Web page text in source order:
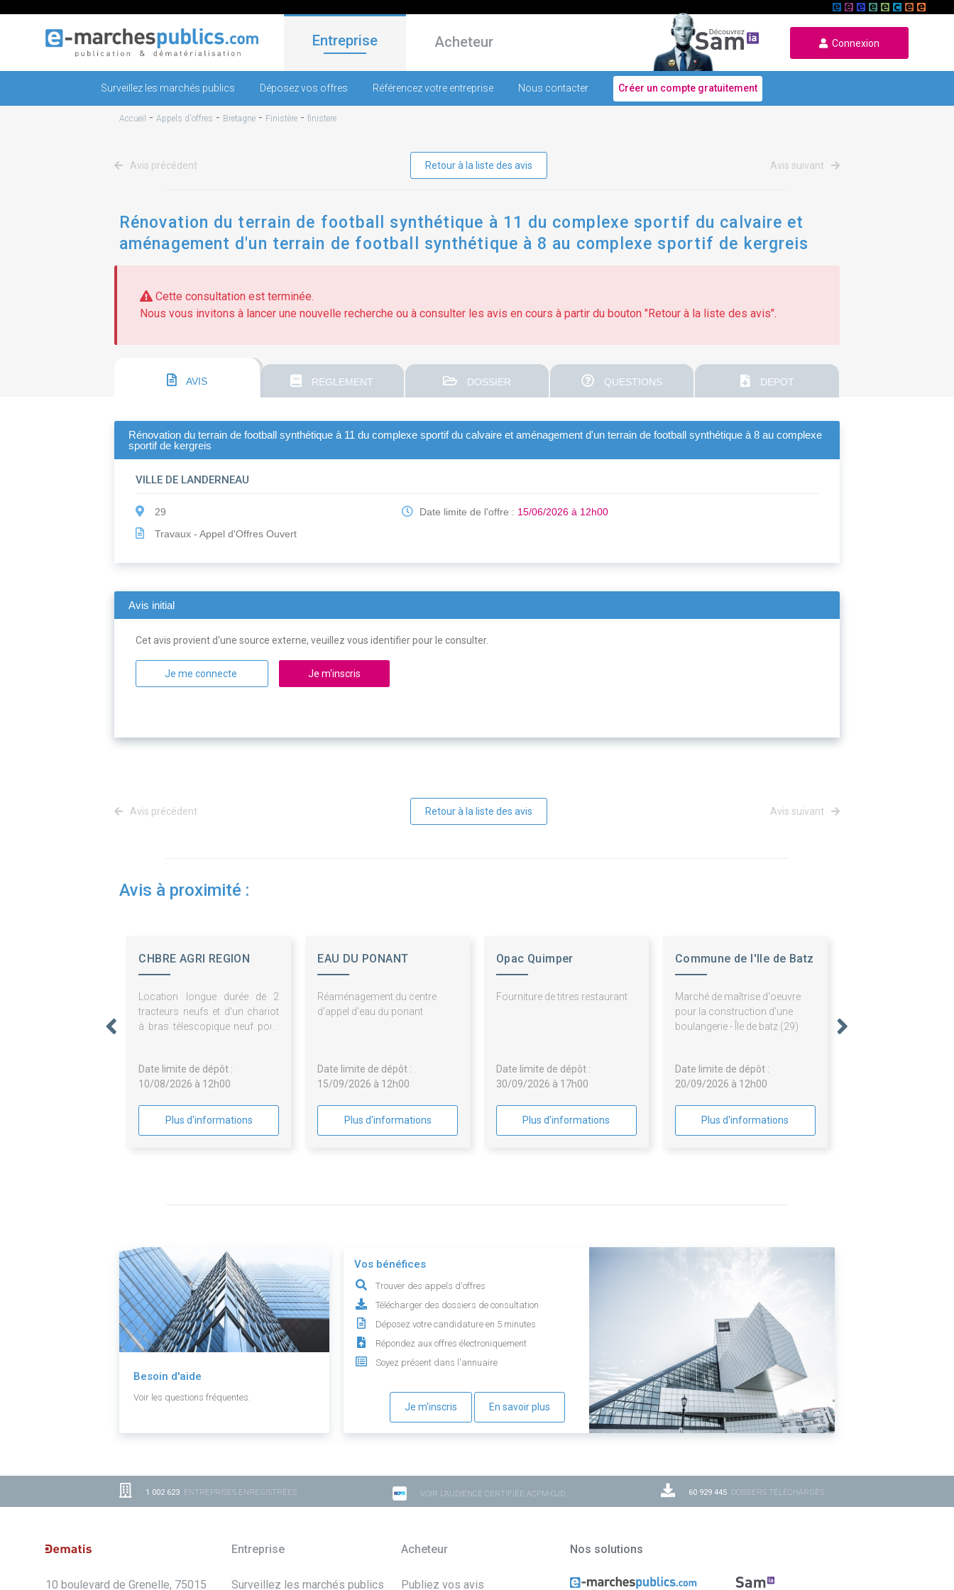
Entreprise Acheteur Connexion
Surveillez les marchés publics Déposez vos offres Référencez votre entreprise Nous contacter Créer un compte gratuitement
Accueil - Appels d'offres - Bretagne - Finistère - finistere
Avis précédent Retour à la liste des avis Avis suivant
Rénovation du terrain de football synthétique à 11 du complexe sportif du calvaire et
aménagement d'un terrain de football synthétique à 8 au complexe sportif de kergreis
Cette consultation est terminée.
Nous vous invitons à lancer une nouvelle recherche ou à consulter les avis en cours à partir du bouton "Retour à la liste des avis".
AVIS REGLEMENT DOSSIER QUESTIONS DEPOT
Rénovation du terrain de football synthétique à 11 du complexe sportif du calvaire et aménagement d'un terrain de football synthétique à 8 au complexe
sportif de kergreis
VILLE DE LANDERNEAU
29
Travaux - Appel d'Offres Ouvert
Date limite de l'offre : 15/06/2026 à 12h00
Avis initial
Cet avis provient d'une source externe, veuillez vous identifier pour le consulter.
Je me connecte Je m'inscris
Avis précédent Retour à la liste des avis Avis suivant
Avis à proximité :
CHBRE AGRI REGION
Location longue durée de 2
tracteurs neufs et d'un chariot
à bras télescopique neuf pour
Date limite de dépôt :
10/08/2026 à 12h00
Plus d'informations
EAU DU PONANT
Réaménagement du centre
d'appel d'eau du ponant
Date limite de dépôt :
15/09/2026 à 12h00
Plus d'informations
Opac Quimper
Fourniture de titres restaurant
Date limite de dépôt :
30/09/2026 à 17h00
Plus d'informations
Commune de l'Ile de Batz
Marché de maîtrise d'oeuvre
pour la construction d'une
boulangerie - Île de batz (29)
Date limite de dépôt :
20/09/2026 à 12h00
Plus d'informations
Besoin d'aide
Voir les questions fréquentes.
Vos bénéfices
Trouver des appels d'offres
Télécharger des dossiers de consultation
Déposez votre candidature en 5 minutes
Répondez aux offres électroniquement
Soyez présent dans l'annuaire
Je m'inscris En savoir plus
1 002 623 ENTREPRISES ENREGISTRÉES VOIR L'AUDIENCE CERTIFIÉE ACPM-OJD 60 929 445 DOSSIERS TÉLÉCHARGÉS
10 boulevard de Grenelle, 75015
Entreprise
Surveillez les marchés publics
Acheteur
Publiez vos avis
Nos solutions